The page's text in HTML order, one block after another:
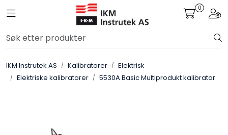
Skip to main content
Toggle navigation 0
IKM Instrutek AS Kalibratorer
Elektrisk
Elektriske kalibratorer
5530A Basic Multiprodukt kalibrator
Løsningssenter
Elektro